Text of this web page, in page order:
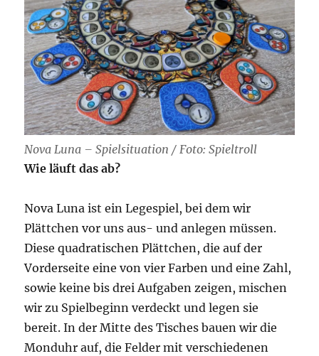
Nova Luna – Spielsituation / Foto: Spieltroll
Wie läuft das ab?
Nova Luna ist ein Legespiel, bei dem wir
Plättchen vor uns aus- und anlegen müssen.
Diese quadratischen Plättchen, die auf der
Vorderseite eine von vier Farben und eine Zahl,
sowie keine bis drei Aufgaben zeigen, mischen
wir zu Spielbeginn verdeckt und legen sie
bereit. In der Mitte des Tisches bauen wir die
Monduhr auf, die Felder mit verschiedenen